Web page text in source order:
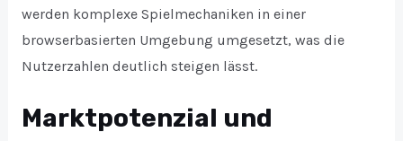
werden komplexe Spielmechaniken in einer
browserbasierten Umgebung umgesetzt, was die
Nutzerzahlen deutlich steigen lässt.
Marktpotenzial und